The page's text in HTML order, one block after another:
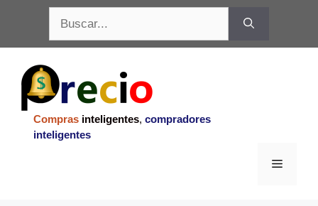
contenido
Compras inteligentes, compradores
inteligentes
Menu